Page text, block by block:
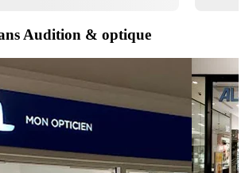
Audition & optique